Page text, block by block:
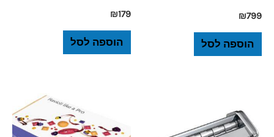
₪799
הוספה לסל
₪179
הוספה לסל